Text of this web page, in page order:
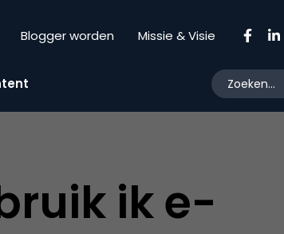
Blogger worden Missie & Visie
ik e-